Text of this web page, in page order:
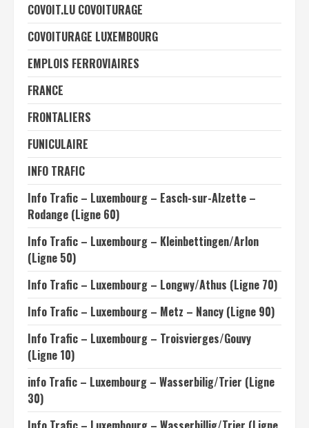
COVOIT.LU COVOITURAGE
COVOITURAGE LUXEMBOURG
EMPLOIS FERROVIAIRES
FRANCE
FRONTALIERS
FUNICULAIRE
INFO TRAFIC
Info Trafic – Luxembourg – Easch-sur-Alzette –
Rodange (Ligne 60)
Info Trafic – Luxembourg – Kleinbettingen/Arlon
(Ligne 50)
Info Trafic – Luxembourg – Longwy/Athus (Ligne 70)
Info Trafic – Luxembourg – Metz – Nancy (Ligne 90)
Info Trafic – Luxembourg – Troisvierges/Gouvy
(Ligne 10)
info Trafic – Luxembourg – Wasserbilig/Trier (Ligne
30)